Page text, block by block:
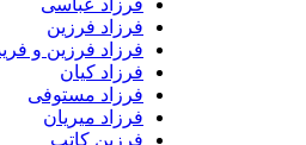
فرزاد عباسی
فرزاد فرزین
فرزاد فرزین و فریدون
فرزاد کیان
فرزاد مستوفی
فرزاد میریان
فرزین کاتب